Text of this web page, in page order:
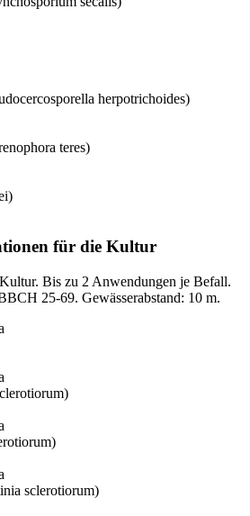
herpotrichoides)
teres)
für die Kultur
Bis zu 2 Anwendungen je Befall.
25-69. Gewässerabstand: 10 m.
sclerotiorum)